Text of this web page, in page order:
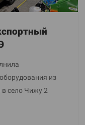
из
село Чижу 2